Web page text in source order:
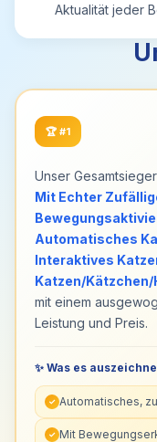
Aktualität jeder
🏆 #1
Unser
Mit Echter
Automatisches
Interaktives
Katzen/Kätzchen/
mit einem
Leistung und Preis.
✨ Was es
✓ Automatisches,
✓ Mit